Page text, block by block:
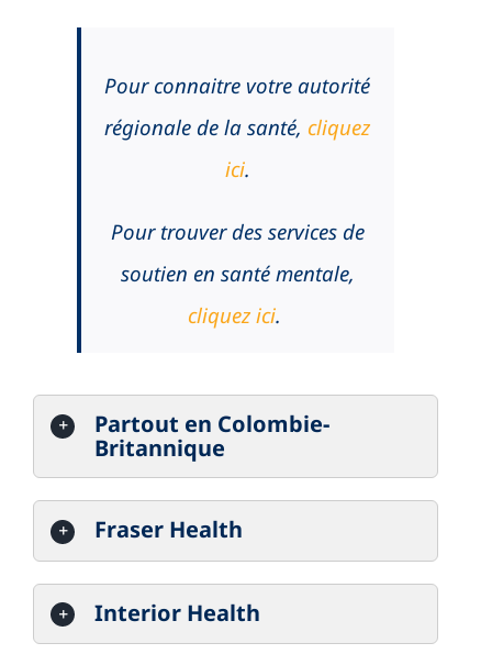
Pour connaitre votre autorité
régionale de la santé, cliquez
ici.
Pour trouver des services de
soutien en santé mentale,
cliquez ici.
Partout en Colombie-
Britannique
Fraser Health
Interior Health